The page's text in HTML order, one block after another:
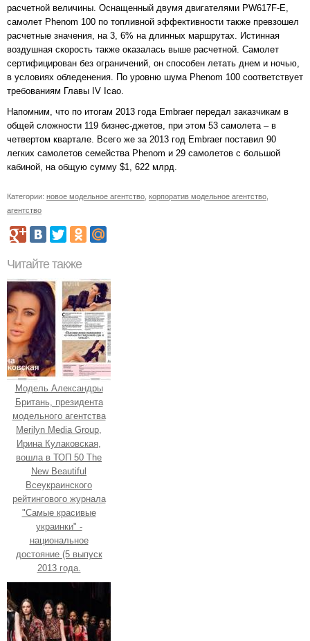
расчетной величины. Оснащенный двумя двигателями PW617F-E,
самолет Phenom 100 по топливной эффективности также превзошел
расчетные значения, на 3, 6% на длинных маршрутах. Истинная
воздушная скорость также оказалась выше расчетной. Самолет
сертифицирован без ограничений, он способен летать днем и ночью,
в условиях обледенения. По уровню шума Phenom 100 соответствует
требованиям Главы IV Icao.
Напомним, что по итогам 2013 года Embraer передал заказчикам в
общей сложности 119 бизнес-джетов, при этом 53 самолета – в
четвертом квартале. Всего же за 2013 год Embraer поставил 90
легких самолетов семейства Phenom и 29 самолетов с большой
кабиной, на общую сумму $1, 622 млрд.
Категории: новое модельное агентство корпоратив модельное агентство
агентство
Читайте также
Модель Александры
Британь, президента
модельного агентства
Merilyn Media Group,
Ирина Кулаковская,
вошла в ТОП 50 The
New Beautiful
Всеукраинского
рейтингового журнала
"Самые красивые
украинки" -
национальное
достояние (5 выпуск
2013 года.